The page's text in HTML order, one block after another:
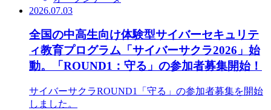
2026.07.03
全国の中高生向け体験型サイバーセキュリテ
ィ教育プログラム「サイバーサクラ2026」始
動。「ROUND1：守る」の参加者募集開始！
サイバーサクラROUND1「守る」の参加者募集を開始
しました。